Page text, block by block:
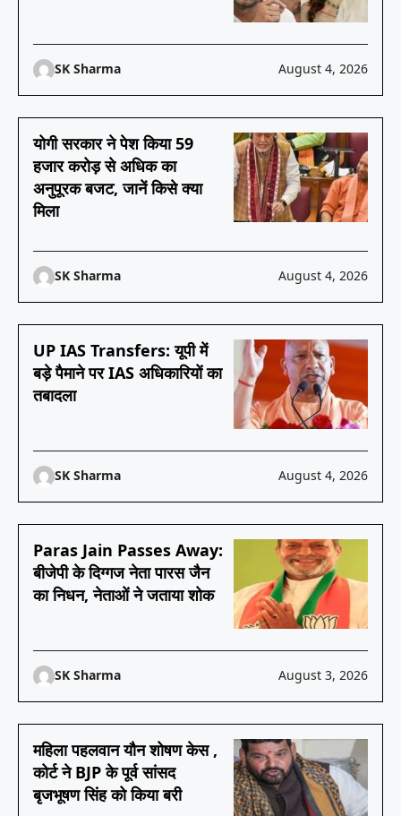
SK Sharma August 4, 2026
योगी सरकार ने पेश किया 59
हजार करोड़ से अधिक का
अनुपूरक बजट, जानें किसे क्या
मिला
SK Sharma August 4, 2026
UP IAS Transfers: यूपी में
बड़े पैमाने पर IAS अधिकारियों का
तबादला
SK Sharma August 4, 2026
Paras Jain Passes Away:
बीजेपी के दिग्गज नेता पारस जैन
का निधन, नेताओं ने जताया शोक
SK Sharma August 3, 2026
महिला पहलवान यौन शोषण केस ,
कोर्ट ने BJP के पूर्व सांसद
बृजभूषण सिंह को किया बरी